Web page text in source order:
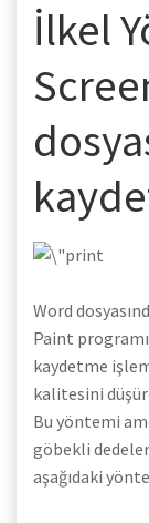
İlkel
Word
Paint
kaydetme
kalitesini
Bu yöntemi
göbekli
aşağıdaki